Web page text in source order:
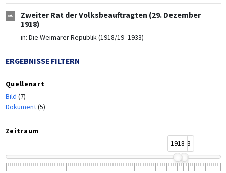
Zweiter Rat der Volksbeauftragten (29. Dezember
1918)
in: Die Weimarer Republik (1918/19–1933)
ERGEBNISSE FILTERN
Quellenart
Bild (7)
Dokument(5)
Zeitraum
19181933